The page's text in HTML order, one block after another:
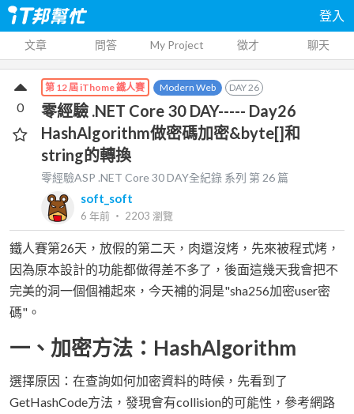
登入
文章 問答 My Project 徵才 聊天
第 12 屆 iThome 鐵人賽 Modern Web DAY26
零經驗 .NET Core 30 DAY----- Day26
HashAlgorithm做密碼加密&byte[]和
string的轉換
零經驗ASP .NET Core 30 DAY全紀錄 系列 第26 篇
soft_soft
6 年前 ‧ 2203 瀏覽
0
鐵人賽第26天，放假的第二天，肉還沒烤，先來被程式烤，
因為原本設計的功能都做得差不多了，後面這幾天我會把不
完美的洞一個個補起來，今天補的洞是"sha256加密user密
碼"。
一、加密方法：HashAlgorithm
選擇原因：在查詢如何加密資料的時候，先看到了
GetHashCode方法，發現會有collision的可能性，參考網路